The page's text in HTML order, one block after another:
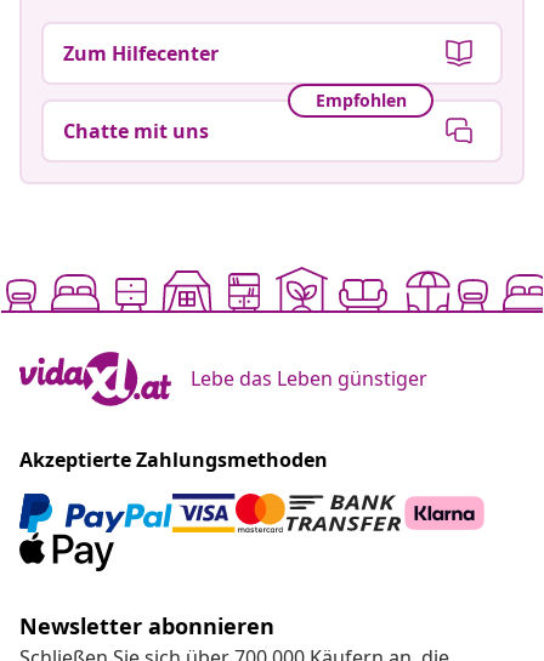
Zum Hilfecenter
Empfohlen
Chatte mit uns
Lebe das Leben günstiger
Akzeptierte Zahlungsmethoden
Newsletter abonnieren